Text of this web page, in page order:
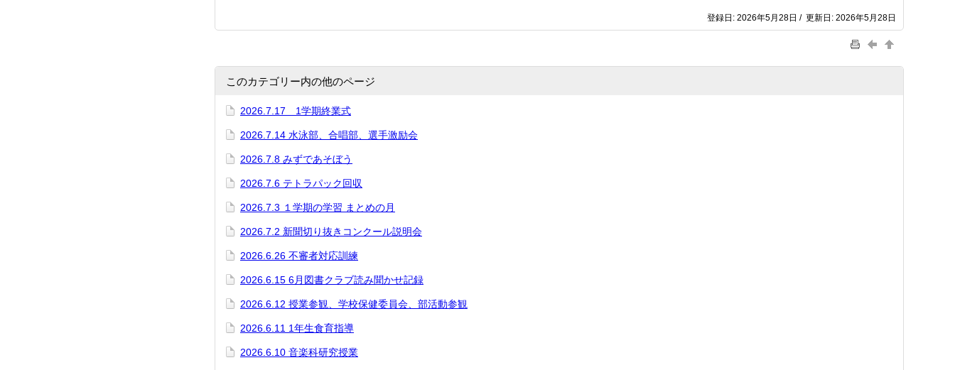
登録日: 2026年5月28日 / 更新日: 2026年5月28日
このカテゴリー内の他のページ
2026.7.17 1学期終業式
2026.7.14 水泳部、合唱部、選手激励会
2026.7.8 みずであそぼう
2026.7.6 テトラパック回収
2026.7.3 １学期の学習 まとめの月
2026.7.2 新聞切り抜きコンクール説明会
2026.6.26 不審者対応訓練
2026.6.15 6月図書クラブ読み聞かせ記録
2026.6.12 授業参観、学校保健委員会、部活動参観
2026.6.11 1年生食育指導
2026.6.10 音楽科研究授業